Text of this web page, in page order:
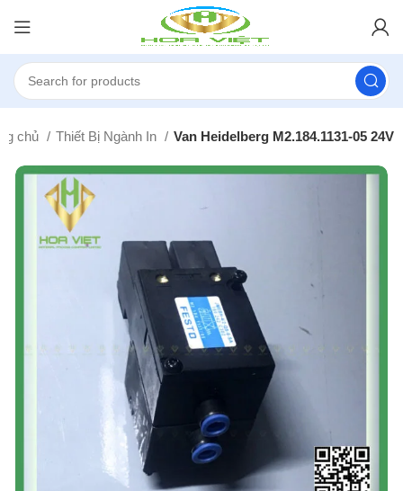
chủ Thiết Bị Ngành In Van Heidelberg M2.184.1131-05 24V